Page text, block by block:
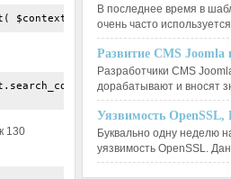
130
В последнее время в
очень часто
Развитие CMS Joomla
Разработчики CMS
дорабатывают и вносят
Уязвимость
Буквально одну неделю
уязвимость OpenSSL.